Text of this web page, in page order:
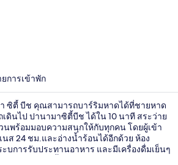
การเข้าพัก
ซิตี้ บีช คุณสามารถบาร์ริมหาดได้ที่ชายหาด
ดินไป ปานามาซิตี้บีช ได้ใน 10 นาที สระว่าย
นพร้อมมอบความสนุกให้กับทุกคน โดยผู้เข้า
ส 24 ชม.และอ่างน้ำร้อนได้อีกด้วย ห้อง
บการรับประทานอาหาร และมีเครื่องดื่มเย็นๆ